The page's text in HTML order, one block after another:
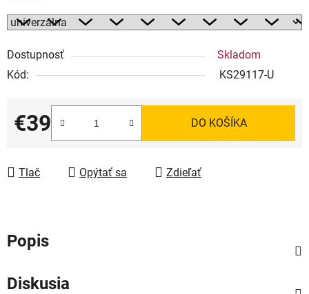
Dostupnosť
Skladom
Kód:
KS29117-U
€39
Jednotková cena:
DO KOŠÍKA
Tlač Opýtať sa Zdieľať
Popis
Diskusia